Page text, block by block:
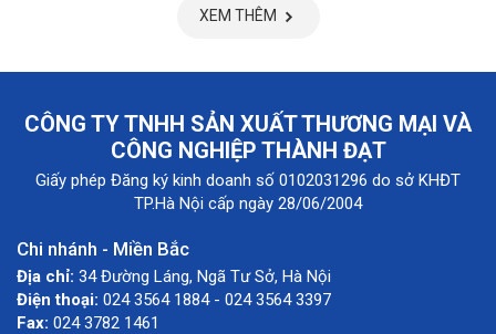
XEM THÊM
CÔNG TY TNHH SẢN XUẤT THƯƠNG MẠI VÀ
CÔNG NGHIỆP THÀNH ĐẠT
Giấy phép Đăng ký kinh doanh số 0102031296 do sở KHĐT
TP.Hà Nội cấp ngày 28/06/2004
Chi nhánh - Miền Bắc
Địa chỉ: 34 Đường Láng, Ngã Tư Sở, Hà Nội
Điện thoại: 024 3564 1884 - 024 3564 3397
Fax: 024 3782 1461